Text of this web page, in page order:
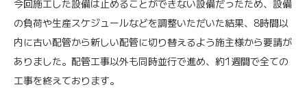
今回施工した設備は止めることができない設備だったため、設備
の負荷や生産スケジュールなどを調整いただいた結果、8時間以
内に古い配管から新しい配管に切り替えるよう施主様から要請が
ありました。配管工事以外も同時並行で進め、約1週間で全ての
工事を終えております。